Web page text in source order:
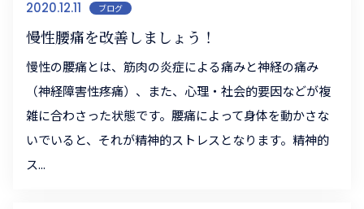
2020.12.11 ブログ
慢性腰痛を改善しましょう！
慢性の腰痛とは、筋肉の炎症による痛みと神経の痛み
（神経障害性疼痛）、また、心理・社会的要因などが複
雑に合わさった状態です。腰痛によって身体を動かさな
いでいると、それが精神的ストレスとなります。精神的
ス...